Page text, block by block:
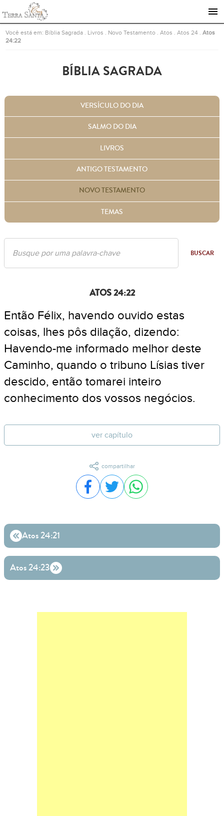
Ir para a página inicial
Você está em: Bíblia Sagrada Livros Novo Testamento .Atos .Atos 24 .Atos
24:22
BÍBLIA SAGRADA
VERSÍCULO DO DIA
SALMO DO DIA
LIVROS
ANTIGO TESTAMENTO
NOVO TESTAMENTO
TEMAS
BUSCAR
ATOS 24:22
Então Félix, havendo ouvido estas
coisas, lhes pôs dilação, dizendo:
Havendo-me informado melhor deste
Caminho, quando o tribuno Lísias tiver
descido, então tomarei inteiro
conhecimento dos vossos negócios.
ver capítulo
compartilhar
Compartilhar no Facebook
Compartilhar no Twitter
Compartilhar no
Atos 24:21
Atos 24:23